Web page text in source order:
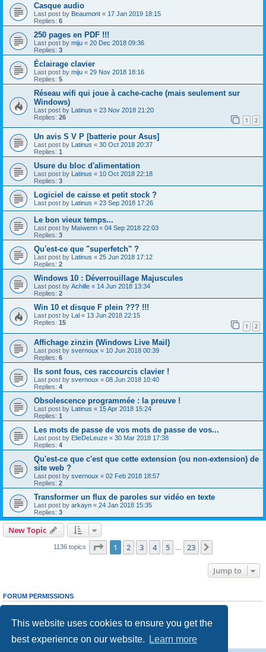
This website uses cookies to ensure you get the
best experience on our website.
Learn more
Casque audio
Last post by Beaumont « 17 Jan 2019 18:15
Replies: 6
250 pages en PDF !!!
Last post by miju « 20 Dec 2018 09:36
Replies: 3
Éclairage clavier
Last post by miju « 29 Nov 2018 18:16
Replies: 5
Réseau wifi qui joue à cache-cache (mais seulement sur
Windows)
Last post by Latinus « 23 Nov 2018 21:20
Replies: 26 1 2
Un avis S V P [batterie pour Asus]
Last post by Latinus « 30 Oct 2018 20:37
Replies: 1
Usure du bloc d'alimentation
Last post by Latinus « 10 Oct 2018 22:18
Replies: 3
Logiciel de caisse et petit stock ?
Last post by Latinus « 23 Sep 2018 17:26
Le bon vieux temps...
Last post by Maïwenn « 04 Sep 2018 22:03
Replies: 3
Qu'est-ce que "superfetch" ?
Last post by Latinus « 25 Jun 2018 17:12
Replies: 2
Windows 10 : Déverrouillage Majuscules
Last post by Achille « 14 Jun 2018 13:34
Replies: 2
Win 10 et disque F plein ??? !!!
Last post by Lal « 13 Jun 2018 22:15
Replies: 15 1 2
Affichage zinzin (Windows Live Mail)
Last post by svernoux « 10 Jun 2018 00:39
Replies: 6
Ils sont fous, ces raccourcis clavier !
Last post by svernoux « 08 Jun 2018 10:40
Replies: 4
Obsolescence programmée : la preuve !
Last post by Latinus « 15 Apr 2018 15:24
Replies: 1
Les mots de passe de vos mots de passe de vos...
Last post by ElieDeLeuze « 30 Mar 2018 17:38
Replies: 4
Qu'est-ce que c'est que cette extension (ou non-extension) de
site web ?
Last post by svernoux « 02 Feb 2018 18:57
Replies: 2
Transformer un flux de paroles sur vidéo en texte
Last post by arkayn « 24 Jan 2018 15:35
Replies: 3
New Topic
1136 topics Page 1of 23
1 2 3 4 5 23
Jump to
FORUM PERMISSIONS
Youcannotpost new topics in this forum
cannotedit your posts in this forum
Youcannotpost attachments in this forum